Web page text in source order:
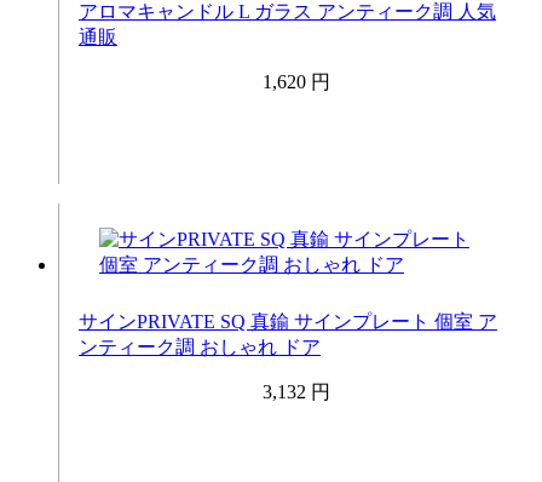
アロマキャンドル L ガラス アンティーク調 人気
通販
1,620 円
サインPRIVATE SQ 真鍮 サインプレート 個室 ア
ンティーク調 おしゃれ ドア
3,132 円